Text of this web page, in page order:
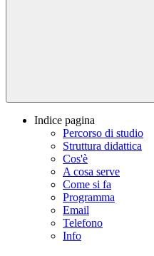
Indice pagina
Percorso di studio
Struttura didattica
Cos'è
A cosa serve
Come si fa
Programma
Email
Telefono
Info